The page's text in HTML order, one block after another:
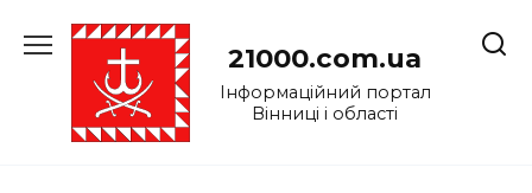
до
21000.com.ua
Інформаційний портал
Вінниці і області